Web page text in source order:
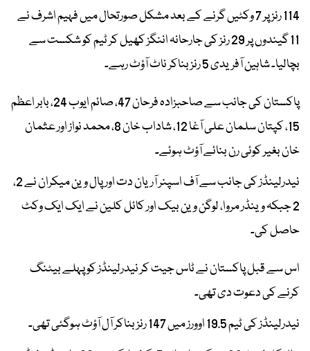
114 رنز پر 7 وکٹیں گرنے کے بعد مشکل صورتحال میں فہیم اشرف نے
11 گیندوں پر 29 رنز کی جارحانہ اننگز کھیل کر ٹیم کو شکست سے
بچالیا۔ شاہین آفریدی 5 رنز بناکر ناٹ آؤٹ رہے۔
پاکستان کی جانب سے صاحبزادہ فرحان 47، صائم ایوب 24، بابر اعظم
15، کپتان سلمان علی آغا 12، شاداب خان 8، محمد نواز اور عثمان
خان بغیر کوئی رن بنائے آؤٹ ہوئے۔
نیدرلینڈز کی جانب سے آف اسپنر آریان دت اور پال وین میکران نے 2،
2 جبکہ وینڈر مروا، لوگن وین بیک اور کائل کلین نے ایک ایک وکٹ
حاصل کی۔
اس سے قبل پاکستان نے ٹاس جیت کر نیدرلینڈز کو پہلے بیٹنگ
کرنے کی دعوت دی تھی۔
نیدرلینڈز کی ٹیم 19.5 اوورز میں 147 رنز بناکر آل آؤٹ ہوگئی تھی۔